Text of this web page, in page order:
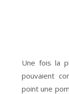
Une fois la
pouvaient
point une